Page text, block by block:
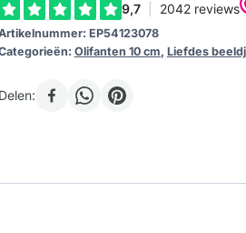
EP54123078
Olifanten 10 cm, Liefdes
Delen: